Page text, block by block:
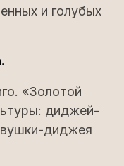
и голубых
«Золотой
диджей-
диджея